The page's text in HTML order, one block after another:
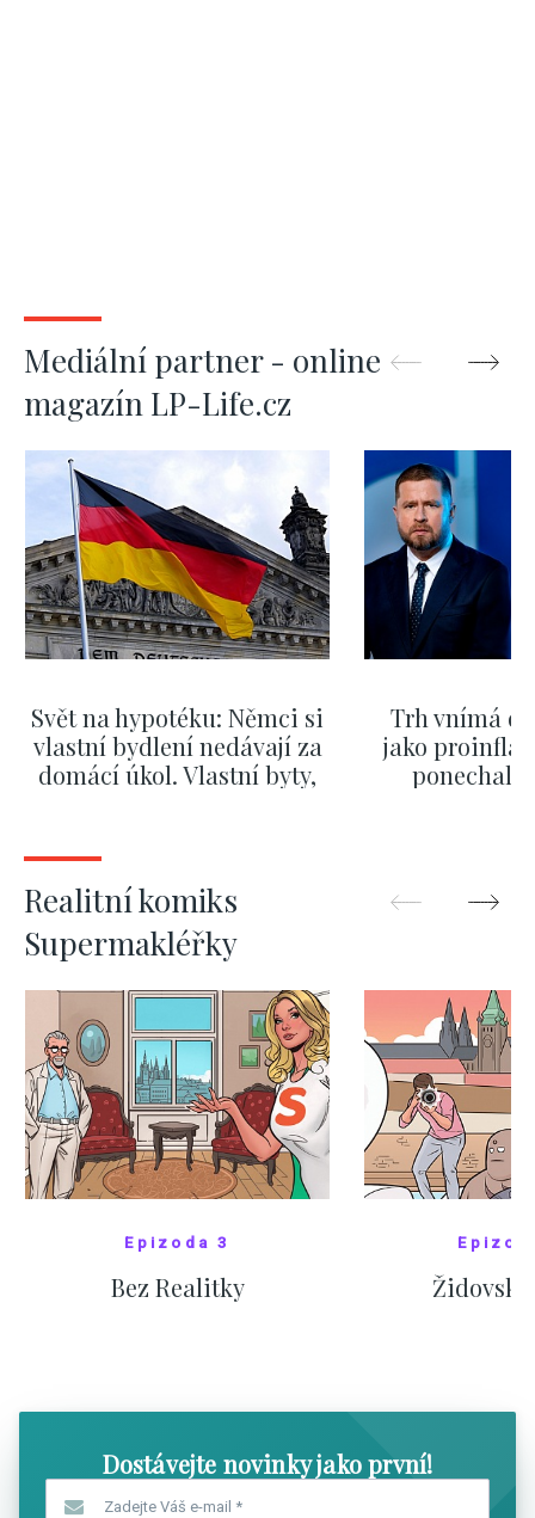
Mediální partner - online
magazín LP-Life.cz
Svět na hypotéku: Němci si
vlastní bydlení nedávají za
domácí úkol. Vlastní byty,
Trh vnímá
jako
ponechali
Realitní komiks
Supermakléřky
Epizoda 3
Bez Realitky
Dostávejte novinky jako první!